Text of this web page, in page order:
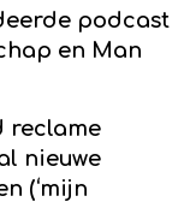
podcast
en Man
reclame
nieuwe
(‘mijn